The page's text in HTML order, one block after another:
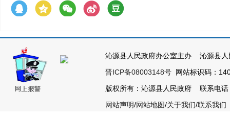
沁源县人民政府办公室主办 沁源县
晋ICP备08003148号 网站标识码：
版权所有：沁源县人民政府 联系电
网站声明/网站地图/关于我们/联系我们